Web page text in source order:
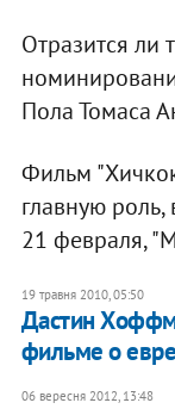
Отразится ли
Пола Томаса
Фильм
главную
21 февраля,
19 травня 2010, 05:50
Дастин
фильме о
06 вересня 2012, 13:48